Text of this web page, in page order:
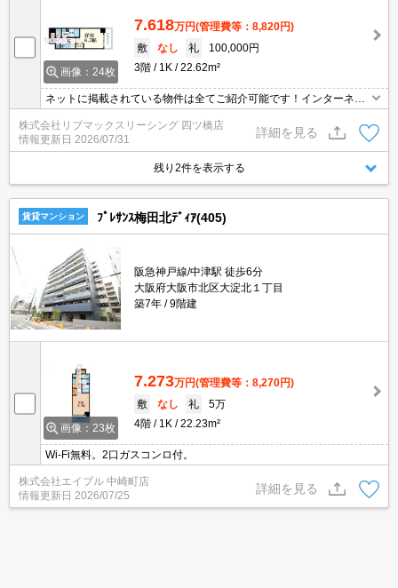
画像：24枚
7.618万円(管理費等：8,820円)
敷
なし 礼
100,000円
3階
1K 22.62m²
ネットに掲載されている物件は全てご紹介可能です！インターネッ
プレサンスシリーズ高級分譲マンションです♪ハイクオリティでお洒
落な内装が良いですね♪
株式会社リブマックスリーシング 四ツ橋店
情報更新日 2026/07/31
詳細を見る
残り2件を表示する
賃貸マンション ﾌﾟﾚｻﾝｽ梅田北ﾃﾞｨｱ(405)
阪急神戸線/中津駅 徒歩6分
大阪府大阪市北区大淀北１丁目
築7年
9階建
画像：23枚
7.273万円(管理費等：8,270円)
敷
なし 礼
5万
4階
1K 22.23m²
Wi-Fi無料。2口ガスコンロ付。
株式会社エイブル 中崎町店
情報更新日 2026/07/25
詳細を見る